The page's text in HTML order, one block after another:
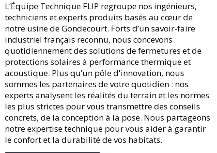
L’Équipe Technique FLIP regroupe nos ingénieurs,
techniciens et experts produits basés au cœur de
notre usine de Gondecourt. Forts d’un savoir-faire
industriel français reconnu, nous concevons
quotidiennement des solutions de fermetures et de
protections solaires à performance thermique et
acoustique. Plus qu’un pôle d'innovation, nous
sommes les partenaires de votre quotidien : nos
experts analysent les réalités du terrain et les normes
les plus strictes pour vous transmettre des conseils
concrets, de la conception à la pose. Nous partageons
notre expertise technique pour vous aider à garantir
le confort et la durabilité de vos habitats.